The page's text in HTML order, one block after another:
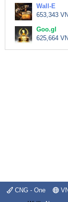
Wall-E
653,343
Goo.gl
625,664
CNG - One